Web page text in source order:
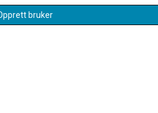
bruker